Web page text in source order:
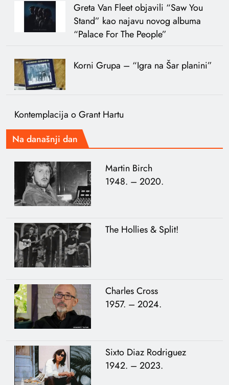
Greta Van Fleet objavili “Saw You
Stand” kao najavu novog albuma
“Palace For The People”
Korni Grupa – “Igra na Šar planini”
Kontemplacija o Grant Hartu
Na današnji dan
Martin Birch
1948. – 2020.
The Hollies & Split!
Charles Cross
1957. – 2024.
Sixto Diaz Rodriguez
1942. – 2023.